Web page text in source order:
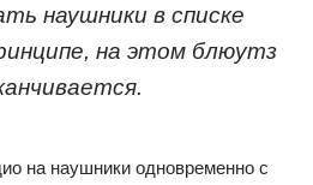
наушники в списке
на этом блюутз
на наушники одновременно с